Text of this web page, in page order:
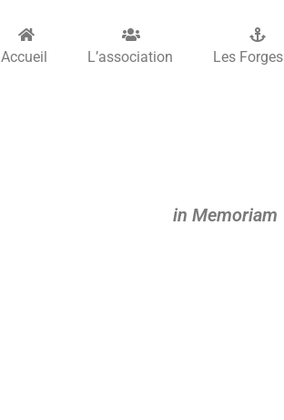
Accueil L’association Les Forges
in Memoriam